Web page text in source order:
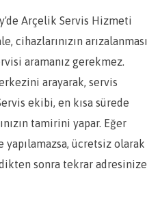
Arçelik Servis Hizmeti
cihazlarınızın arızalanması
aramanız gerekmez.
arayarak, servis
ekibi, en kısa sürede
tamirini yapar. Eğer
yapılamazsa, ücretsiz olarak
sonra tekrar adresinize